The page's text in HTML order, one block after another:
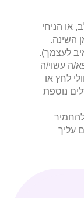
או הניחי
השינה.
לעצמך).
ה עשוי/ה
לחץ או
נוספת
עליך